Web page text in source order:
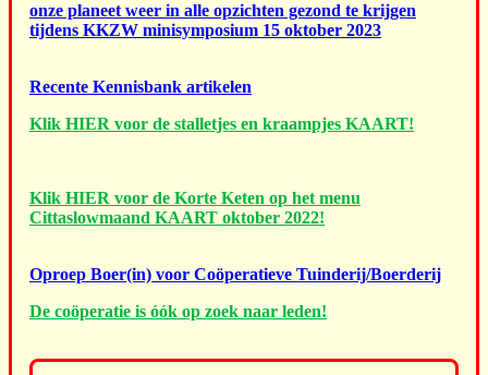
onze planeet weer in alle opzichten gezond te krijgen
tijdens KKZW minisymposium 15 oktober 2023
Recente Kennisbank artikelen
Klik HIER voor de stalletjes en kraampjes KAART!
Klik HIER voor de Korte Keten op het menu
Cittaslowmaand KAART oktober 2022!
Oproep Boer(in) voor Coöperatieve Tuinderij/Boerderij
De coöperatie is óók op zoek naar leden!